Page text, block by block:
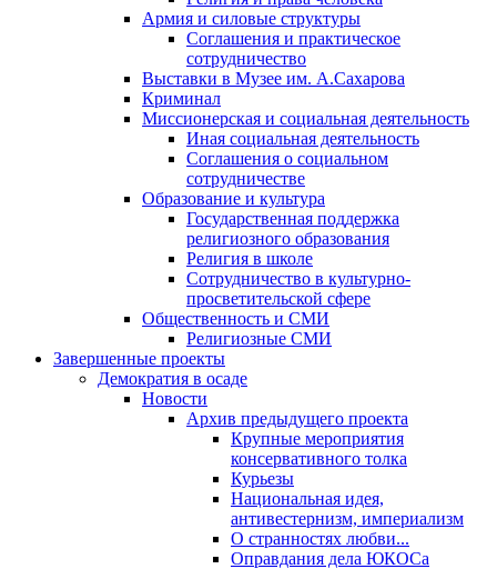
Армия и силовые структуры
Соглашения и практическое
сотрудничество
Выставки в Музее им. А.Сахарова
Криминал
Миссионерская и социальная деятельность
Иная социальная деятельность
Соглашения о социальном
сотрудничестве
Образование и культура
Государственная поддержка
религиозного образования
Религия в школе
Сотрудничество в культурно-
просветительской сфере
Общественность и СМИ
Религиозные СМИ
Завершенные проекты
Демократия в осаде
Новости
Архив предыдущего проекта
Крупные мероприятия
консервативного толка
Курьезы
Национальная идея,
антивестернизм, империализм
О странностях любви...
Оправдания дела ЮКОСа